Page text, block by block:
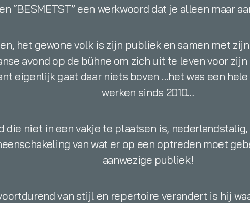
“BESMETST” een werkwoord dat je alleen maar
het gewone volk is zijn publiek en samen met zijn
avond op de bühne om zich uit te leven voor
eigenlijk gaat daar niets boven …het was een hele
werken sinds 2010…
die niet in een vakje te plaatsen is,
van wat er op een optreden moet
aanwezige publiek!
van stijl en repertoire verandert is hij